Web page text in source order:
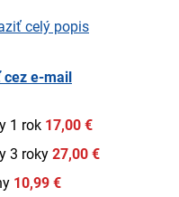
plastu, ktorý
piecť, zapekať,
ohrievať, alebo
druhy mäsa, ako aj
cm, príkon 400 W.
celý popis
e-mail
1 rok 17,00 €
3 roky 27,00 €
10,99 €